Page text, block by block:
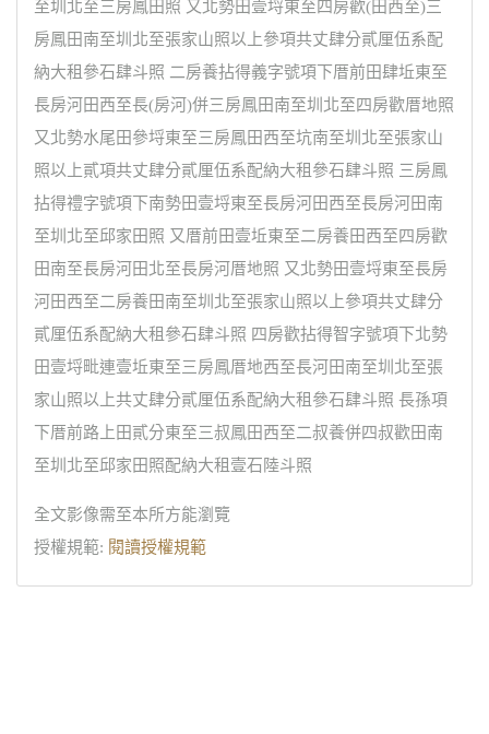
至圳北至三房鳳田照 又北勢田壹埒東至四房歡(田西至)三
房鳳田南至圳北至張家山照以上參項共丈肆分貳厘伍系配
納大租參石肆斗照 二房養拈得義字號項下厝前田肆坵東至
長房河田西至長(房河)併三房鳳田南至圳北至四房歡厝地照
又北勢水尾田參埒東至三房鳳田西至坑南至圳北至張家山
照以上貳項共丈肆分貳厘伍系配納大租參石肆斗照 三房鳳
拈得禮字號項下南勢田壹埒東至長房河田西至長房河田南
至圳北至邱家田照 又厝前田壹坵東至二房養田西至四房歡
田南至長房河田北至長房河厝地照 又北勢田壹埒東至長房
河田西至二房養田南至圳北至張家山照以上參項共丈肆分
貳厘伍系配納大租參石肆斗照 四房歡拈得智字號項下北勢
田壹埒毗連壹坵東至三房鳳厝地西至長河田南至圳北至張
家山照以上共丈肆分貳厘伍系配納大租參石肆斗照 長孫項
下厝前路上田貳分東至三叔鳳田西至二叔養併四叔歡田南
至圳北至邱家田照配納大租壹石陸斗照
全文影像需至本所方能瀏覽
授權規範: 閱讀授權規範